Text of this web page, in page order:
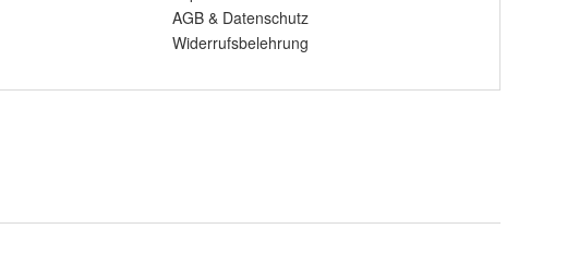
AGB & Datenschutz
Widerrufsbelehrung